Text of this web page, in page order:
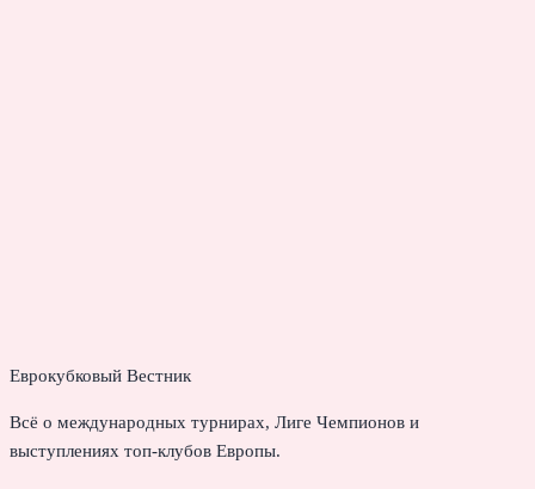
Еврокубковый Вестник
Всё о международных турнирах, Лиге Чемпионов и
выступлениях топ-клубов Европы.